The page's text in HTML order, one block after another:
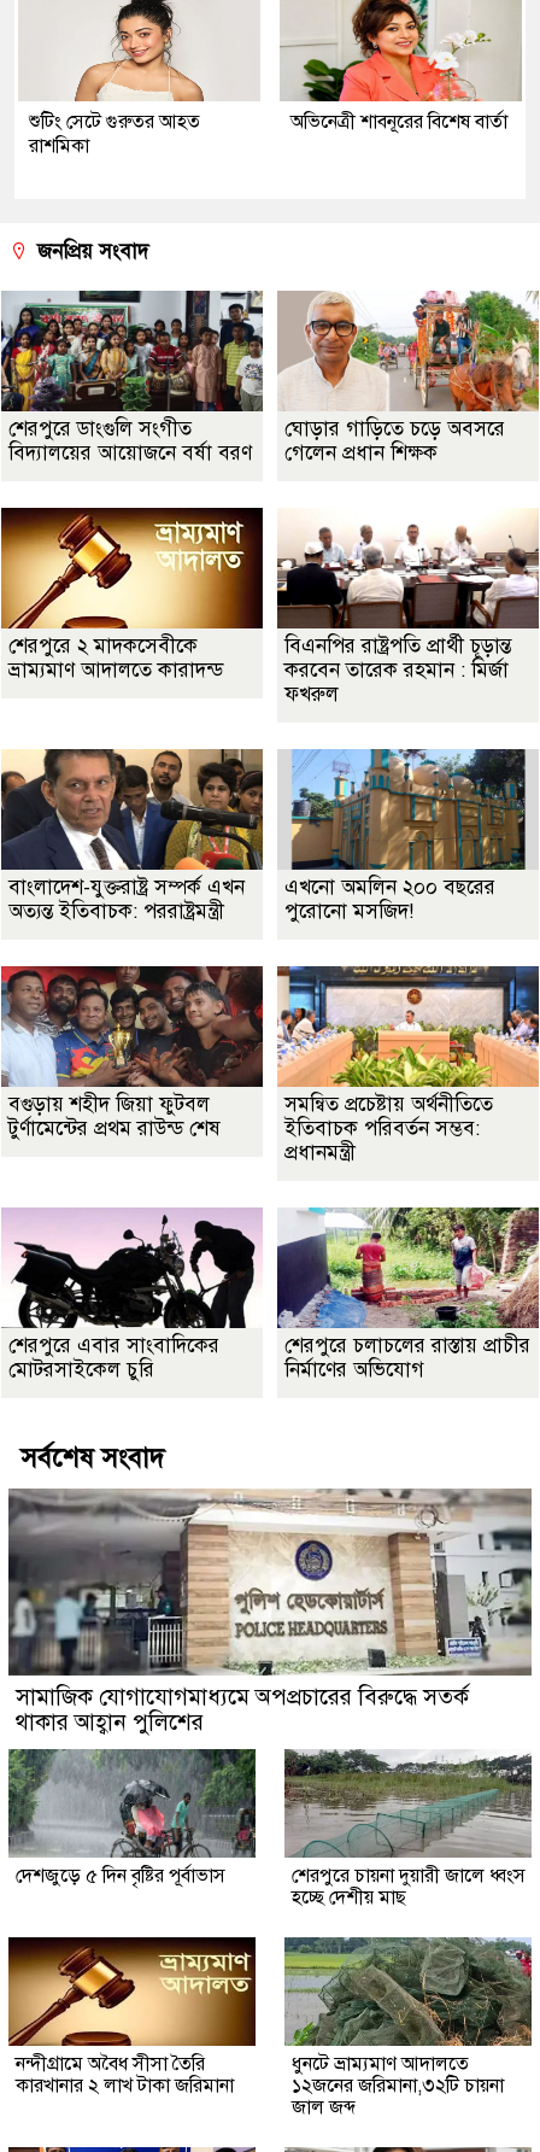
শুটিং সেটে গুরুতর আহত
রাশমিকা
অভিনেত্রী শাবনূরের বিশেষ বার্তা
জনপ্রিয় সংবাদ
শেরপুরে ডাংগুলি সংগীত
বিদ্যালয়ের আয়োজনে বর্ষা বরণ
ঘোড়ার গাড়িতে চড়ে অবসরে
গেলেন প্রধান শিক্ষক
শেরপুরে ২ মাদকসেবীকে
ভ্রাম্যমাণ আদালতে কারাদন্ড
বিএনপির রাষ্ট্রপতি প্রার্থী চূড়ান্ত
করবেন তারেক রহমান : মির্জা
ফখরুল
বাংলাদেশ-যুক্তরাষ্ট্র সম্পর্ক এখন
অত্যন্ত ইতিবাচক: পররাষ্ট্রমন্ত্রী
এখনো অমলিন ২০০ বছরের
পুরোনো মসজিদ!
বগুড়ায় শহীদ জিয়া ফুটবল
টুর্ণামেন্টের প্রথম রাউন্ড শেষ
সমন্বিত প্রচেষ্টায় অর্থনীতিতে
ইতিবাচক পরিবর্তন সম্ভব:
প্রধানমন্ত্রী
শেরপুরে এবার সাংবাদিকের
মোটরসাইকেল চুরি
শেরপুরে চলাচলের রাস্তায় প্রাচীর
নির্মাণের অভিযোগ
সর্বশেষ সংবাদ
সামাজিক যোগাযোগমাধ্যমে অপপ্রচারের বিরুদ্ধে সতর্ক
থাকার আহ্বান পুলিশের
দেশজুড়ে ৫ দিন বৃষ্টির পূর্বাভাস
শেরপুরে চায়না দুয়ারী জালে ধ্বংস
হচ্ছে দেশীয় মাছ
নন্দীগ্রামে অবৈধ সীসা তৈরি
কারখানার ২ লাখ টাকা জরিমানা
ধুনটে ভ্রাম্যমাণ আদালতে
১২জনের জরিমানা,৩২টি চায়না
জাল জব্দ